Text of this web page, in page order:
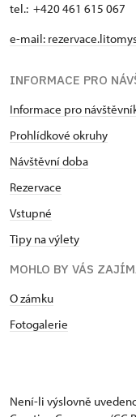
tel.: +420 461 615 067
e-mail:
INFORMACE PRO
Informace pro
Prohlídkové okruhy
Návštěvní doba
Rezervace
Vstupné
Tipy na výlety
MOHLO BY VÁS
O zámku
Fotogalerie
Není-li výslovně